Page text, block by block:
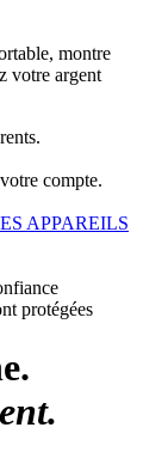
montre
votre argent
compte.
APPAREILS
protégées